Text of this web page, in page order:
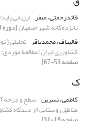
قائدرحمتی، صفر ارزیابی
پانزده‌گانۀ شهر اصفهان[دوره 48، شماره 4، 1395، صفحه 751-763]
قالیباف، محمدباقر تحلیلی
کشاورزی ایران (مطالعۀ
صفحه 53-67]
ک
کاظمی، نسرین سطح و درجۀ
مناطق روستایی (از دیدگاه